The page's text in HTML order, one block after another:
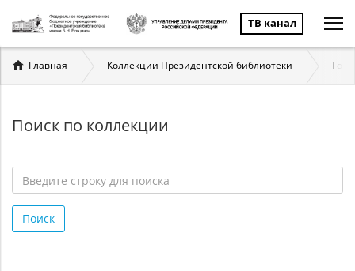
ТВ канал
Вы
здесь
Главная Коллекции Президентской библиотеки
Поиск по коллекции
строку
для
Поиск